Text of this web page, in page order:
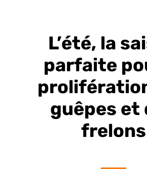
L’été, la
parfaite
guêpes et
frelons